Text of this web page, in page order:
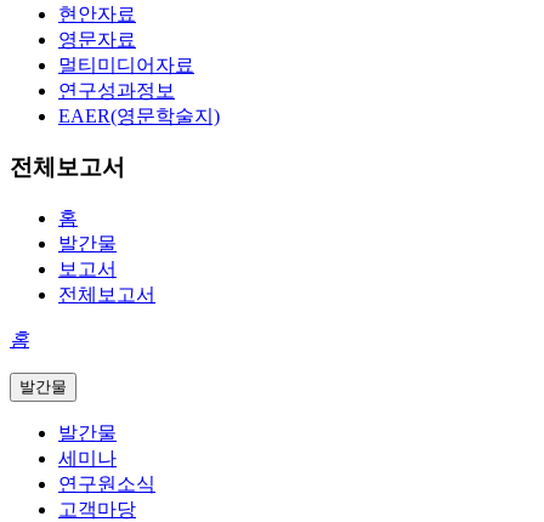
현안자료
영문자료
멀티미디어자료
연구성과정보
EAER(영문학술지)
전체보고서
홈
발간물
보고서
전체보고서
홈
발간물
발간물
세미나
연구원소식
고객마당